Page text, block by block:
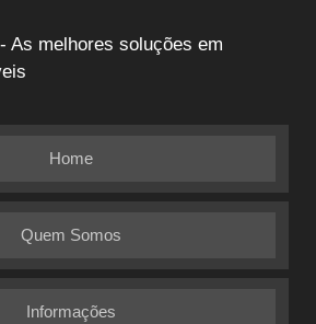
As melhores soluções em
Home
Quem Somos
Informações